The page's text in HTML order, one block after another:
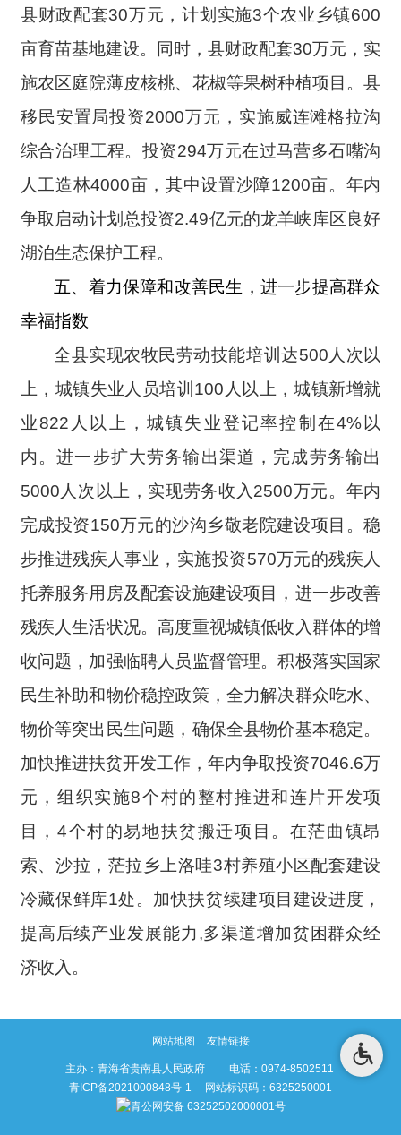
县财政配套30万元，计划实施3个农业乡镇600
亩育苗基地建设。同时，县财政配套30万元，实
施农区庭院薄皮核桃、花椒等果树种植项目。县
移民安置局投资2000万元， 实施威连滩格拉沟
综合治理工程。投资294万元在过马营多石嘴沟
人工造林4000亩，其中设置沙障1200亩。年内
争取启动计划总投资2.49亿元的龙羊峡库区良好
湖泊生态保护工程。
五、着力保障和改善民生，进一步提高群众
幸福指数
全县实现农牧民劳动技能培训达500人次以
上，城镇失业人员培训100人以上，城镇新增就
业822人以上，城镇失业登记率控制在4%以
内。进一步扩大劳务输出渠道， 完成劳务输出
5000人次以上， 实现劳务收入2500万元。年内
完成投资150万元的沙沟乡敬老院建设项目。稳
步推进残疾人事业， 实施投资570万元的残疾人
托养服务用房及配套设施建设项目，进一步改善
残疾人生活状况。高度重视城镇低收入群体的增
收问题，加强临聘人员监督管理。积极落实国家
民生补助和物价稳控政策，全力解决群众吃水、
物价等突出民生问题，确保全县物价基本稳定。
加快推进扶贫开发工作，年内争取投资7046.6万
元，组织实施8个村的整村推进和连片开发项
目，4个村的易地扶贫搬迁项目。在茫曲镇昂
索、沙拉，茫拉乡上洛哇3村养殖小区配套建设
冷藏保鲜库1处。加快扶贫续建项目建设进度，
提高后续产业发展能力,多渠道增加贫困群众经
济收入。
网站地图 友情链接
主办：青海省贵南县人民政府 电话：0974-8502511
青ICP备2021000848号-1 网站标识码：6325250001
青公网安备 63252502000001号